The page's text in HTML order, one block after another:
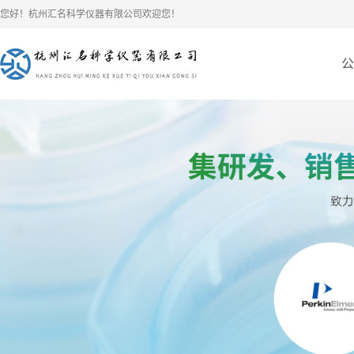
您好！杭州汇名科学仪器有限公司欢迎您！